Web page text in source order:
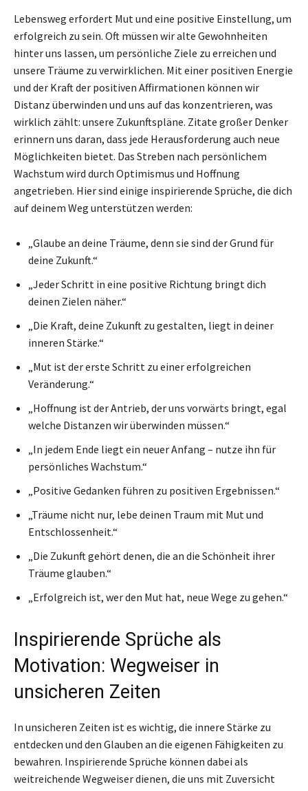
Lebensweg erfordert Mut und eine positive Einstellung, um
erfolgreich zu sein. Oft müssen wir alte Gewohnheiten
hinter uns lassen, um persönliche Ziele zu erreichen und
unsere Träume zu verwirklichen. Mit einer positiven Energie
und der Kraft der positiven Affirmationen können wir
Distanz überwinden und uns auf das konzentrieren, was
wirklich zählt: unsere Zukunftspläne. Zitate großer Denker
erinnern uns daran, dass jede Herausforderung auch neue
Möglichkeiten bietet. Das Streben nach persönlichem
Wachstum wird durch Optimismus und Hoffnung
angetrieben. Hier sind einige inspirierende Sprüche, die dich
auf deinem Weg unterstützen werden:
„Glaube an deine Träume, denn sie sind der Grund für
deine Zukunft.“
„Jeder Schritt in eine positive Richtung bringt dich
deinen Zielen näher.“
„Die Kraft, deine Zukunft zu gestalten, liegt in deiner
inneren Stärke.“
„Mut ist der erste Schritt zu einer erfolgreichen
Veränderung.“
„Hoffnung ist der Antrieb, der uns vorwärts bringt, egal
welche Distanzen wir überwinden müssen.“
„In jedem Ende liegt ein neuer Anfang – nutze ihn für
persönliches Wachstum.“
„Positive Gedanken führen zu positiven Ergebnissen.“
„Träume nicht nur, lebe deinen Traum mit Mut und
Entschlossenheit.“
„Die Zukunft gehört denen, die an die Schönheit ihrer
Träume glauben.“
„Erfolgreich ist, wer den Mut hat, neue Wege zu gehen.“
Inspirierende Sprüche als
Motivation: Wegweiser in
unsicheren Zeiten
In unsicheren Zeiten ist es wichtig, die innere Stärke zu
entdecken und den Glauben an die eigenen Fähigkeiten zu
bewahren. Inspirierende Sprüche können dabei als
weitreichende Wegweiser dienen, die uns mit Zuversicht